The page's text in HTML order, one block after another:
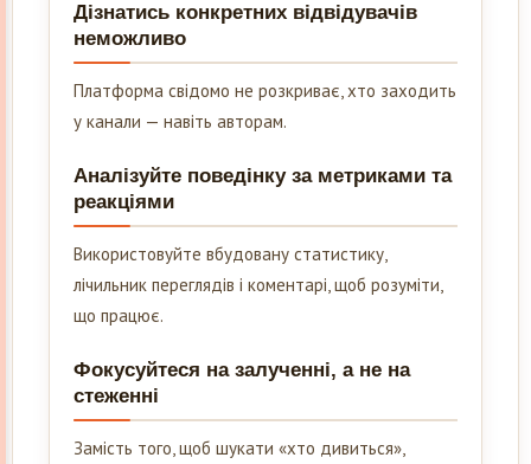
Дізнатись конкретних відвідувачів
неможливо
Платформа свідомо не розкриває, хто заходить
у канали — навіть авторам.
Аналізуйте поведінку за метриками та
реакціями
Використовуйте вбудовану статистику,
лічильник переглядів і коментарі, щоб розуміти,
що працює.
Фокусуйтеся на залученні, а не на
стеженні
Замість того, щоб шукати «хто дивиться»,